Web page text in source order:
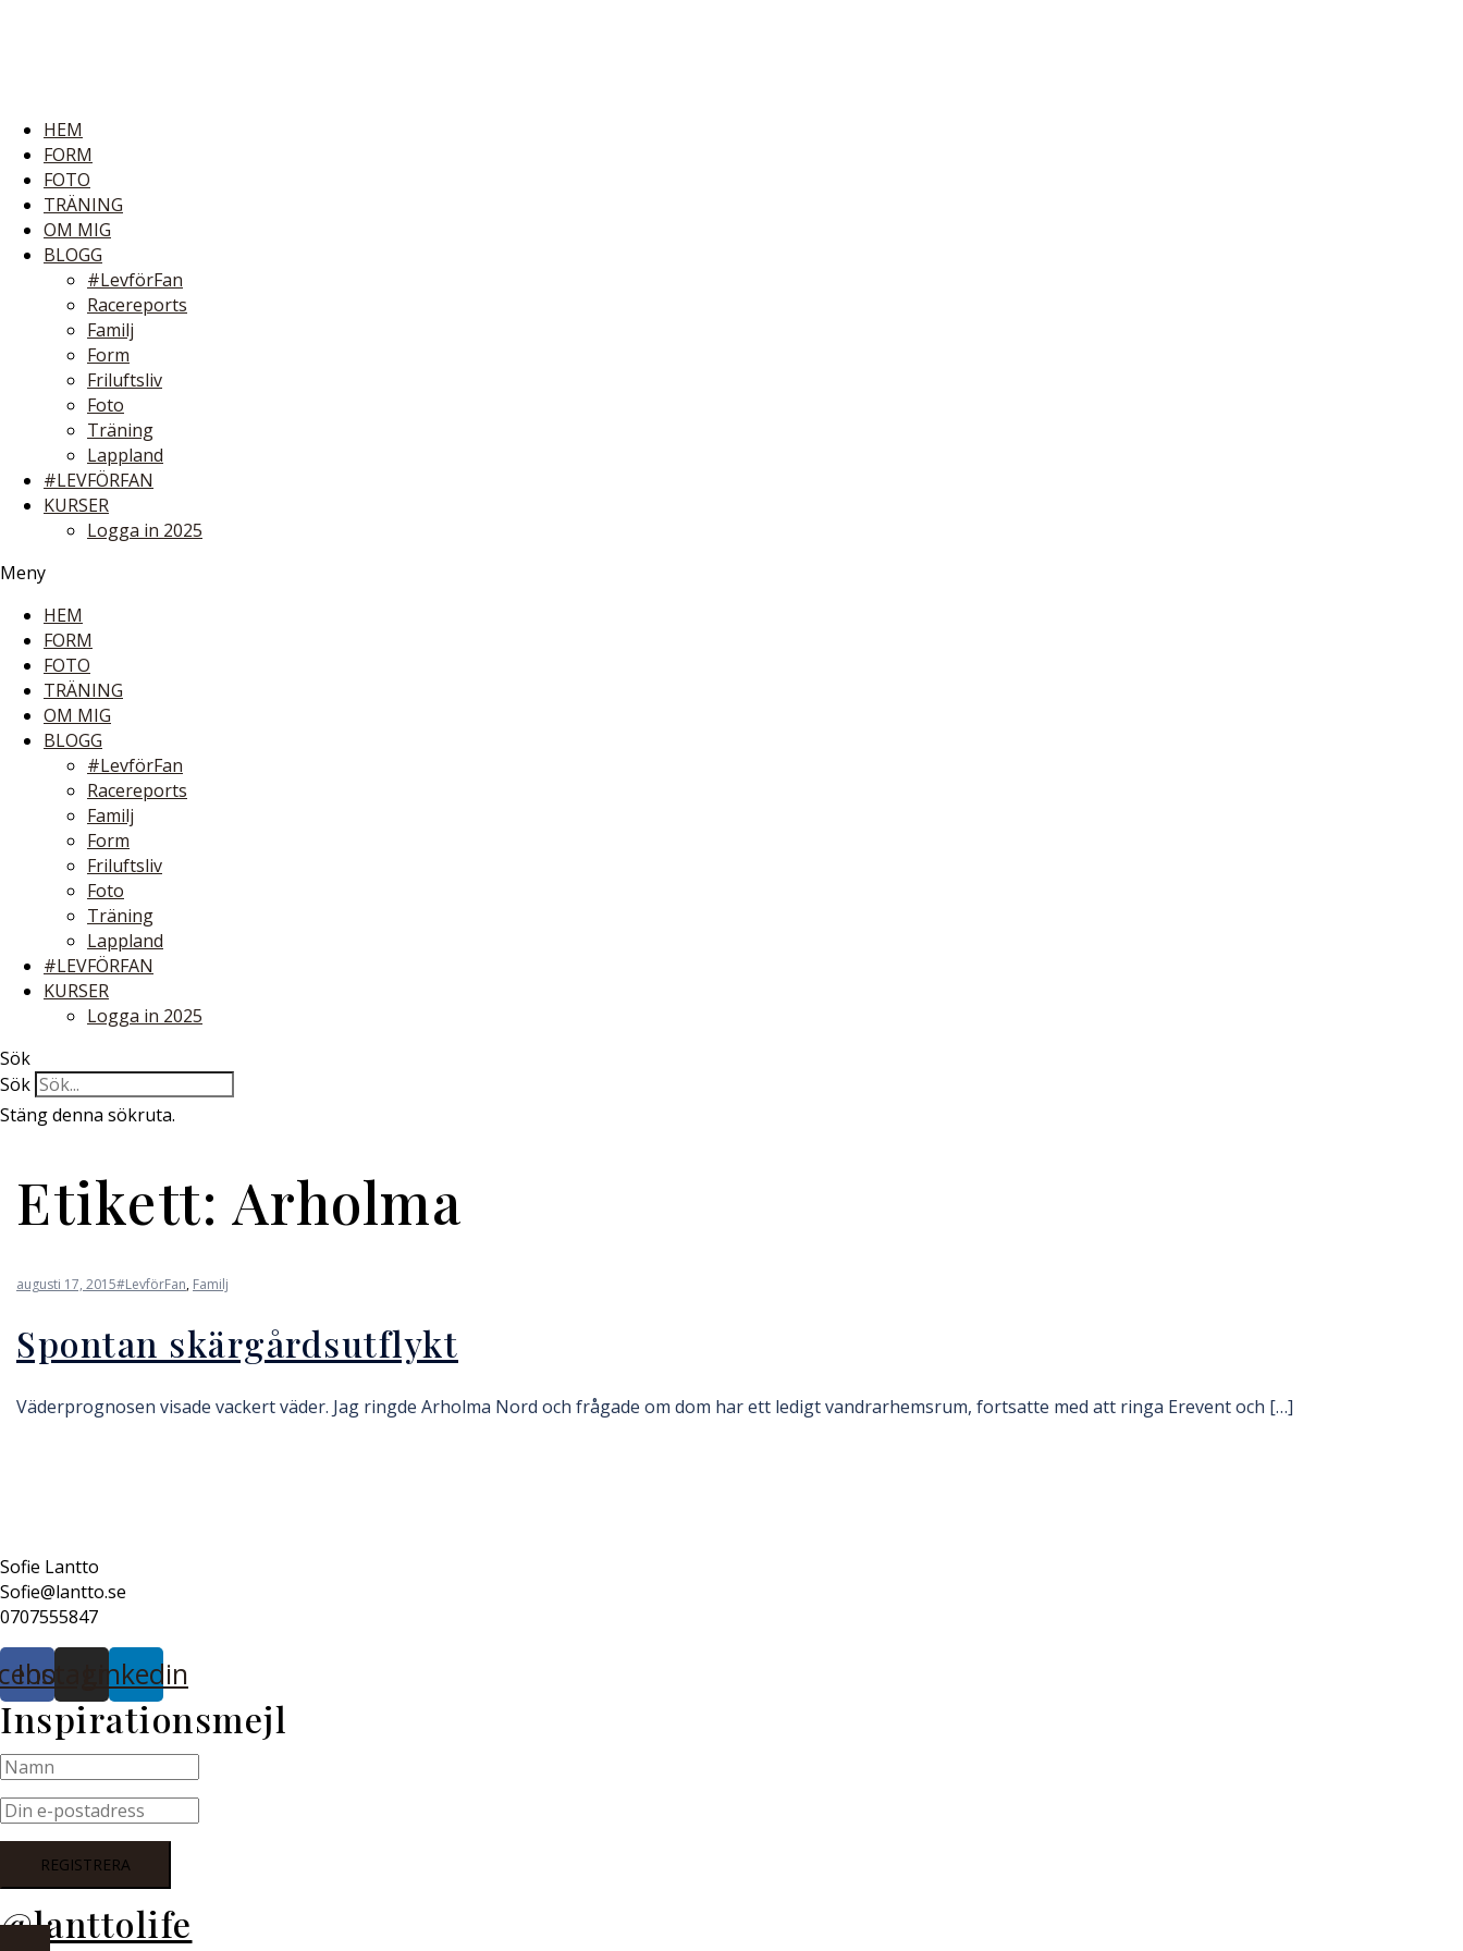
HEM
FORM
FOTO
TRÄNING
OM MIG
BLOGG
#LevförFan
Racereports
Familj
Form
Friluftsliv
Foto
Träning
Lappland
#LEVFÖRFAN
KURSER
Logga in 2025
Meny
HEM
FORM
FOTO
TRÄNING
OM MIG
BLOGG
#LevförFan
Racereports
Familj
Form
Friluftsliv
Foto
Träning
Lappland
#LEVFÖRFAN
KURSER
Logga in 2025
Sök
Sök
Stäng denna sökruta.
Etikett: Arholma
augusti 17, 2015#LevförFan, Familj
Spontan skärgårdsutflykt
Väderprognosen visade vackert väder. Jag ringde Arholma Nord och frågade om dom har ett ledigt vandrarhemsrum, fortsatte med att ringa Erevent och […]
Sofie Lantto
Sofie@lantto.se
0707555847
InstagramLinkedin
Inspirationsmejl
@lanttolife